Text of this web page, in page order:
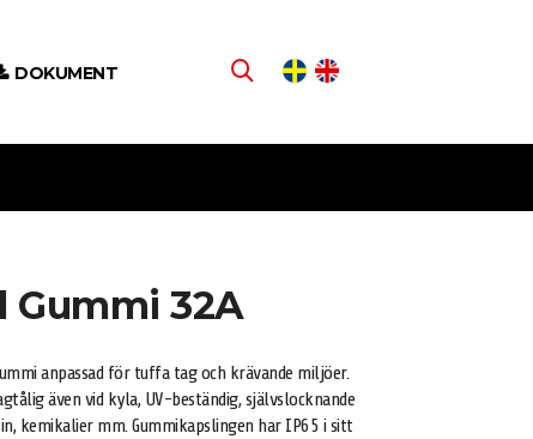
DOKUMENT
Gummi 32A
anpassad för tuffa tag och krävande miljöer.
även vid kyla, UV-beständig, självslocknande
kemikalier mm. Gummikapslingen har IP65 i sitt